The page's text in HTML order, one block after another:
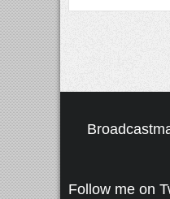
Follow me on